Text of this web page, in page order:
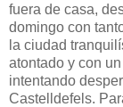
fuera de casa,
domingo con
la ciudad
atontado y con
intentando
Castelldefels.